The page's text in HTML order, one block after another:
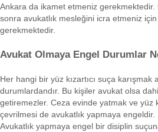
Ankara da ikamet etmeniz gerekmektedir.
sonra avukatlık mesleğini icra etmeniz
gerekmektedir.
Avukat Olmaya Engel Durumlar
Her hangi bir yüz kızartıcı suça
durumlardandır. Bu kişiler avukat olsa
getiremezler. Ceza evinde yatmak ve yüz
çevrilmesi de avukatlık yapmaya engeldir.
Avukatlık yapmaya engel bir disiplin